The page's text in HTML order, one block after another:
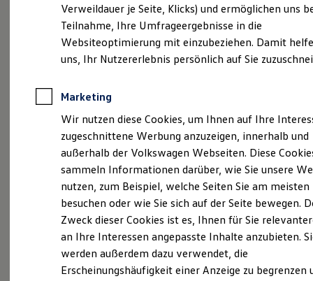
Wartungsverträge
Geschäftskunden
Professional Class bei Volkswagen
Großkunden
Behörden
Anpfiff zum Gewinn
Elektroautos
ID. Tutorials
Der neue ID. Polo
Der ID.4
Der ID.4 GTX
Der ID.5 GTX
Der ID.7 GTX
Der ID.7 Tourer
Der ID.7 GTX Tourer
Der neue ID. Cross
(Impressum & Rechtliches)
Probefahrt vereinbaren
Verweildauer je Seite, Klicks) und ermöglichen uns
Teilnahme, Ihre Umfrageergebnisse in die
Websiteoptimierung mit einzubeziehen. Damit
uns, Ihr Nutzererlebnis persönlich auf Sie
Marketing
Wir nutzen diese Cookies, um Ihnen auf Ihre
zugeschnittene Werbung anzuzeigen, innerhalb und
außerhalb der Volkswagen Webseiten. Diese
sammeln Informationen darüber, wie Sie unsere
nutzen, zum Beispiel, welche Seiten Sie am meisten
besuchen oder wie Sie sich auf der Seite bewegen.
Zweck dieser Cookies ist es, Ihnen für Sie
an Ihre Interessen angepasste Inhalte anzubieten.
werden außerdem dazu verwendet, die
Erscheinungshäufigkeit einer Anzeige zu begrenzen